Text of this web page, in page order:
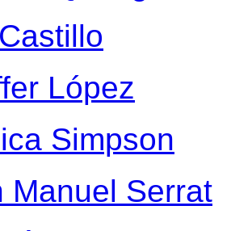
López
Simpson
Manuel Serrat